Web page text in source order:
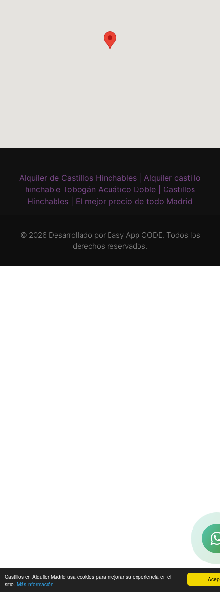
Castillos en Alquiler Madrid usa cookies para mejorar su experiencia en el
sitio. Más información
Alquiler de Castillos Hinchables | Alquiler castillo
hinchable Tobogán Acuático Doble | Castillos
Hinchables | El mejor precio de todo Madrid
© 2026 Desarrollado por Easy App CODE. Todos los
derechos reservados.